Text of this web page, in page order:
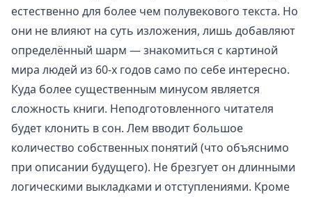
естественно для более чем полувекового текста. Но
они не влияют на суть изложения, лишь добавляют
определённый шарм — знакомиться с картиной
мира людей из 60-х годов само по себе интересно.
Куда более существенным минусом является
сложность книги. Неподготовленного читателя
будет клонить в сон. Лем вводит большое
количество собственных понятий (что объяснимо
при описании будущего). Не брезгует он длинными
логическими выкладками и отступлениями. Кроме